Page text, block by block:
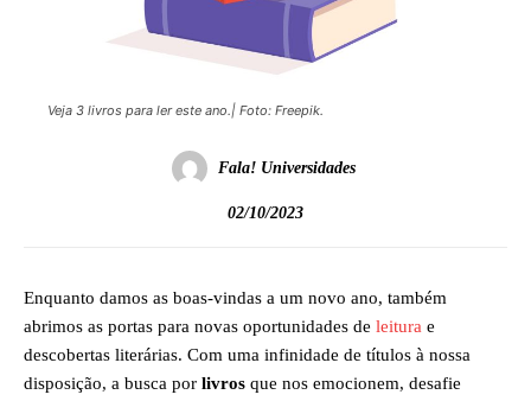
Veja 3 livros para ler este ano.| Foto: Freepik.
Fala! Universidades
02/10/2023
Enquanto damos as boas-vindas a um novo ano, também
abrimos as portas para novas oportunidades de leitura e
descobertas literárias. Com uma infinidade de títulos à nossa
disposição, a busca por livros que nos emocionem, desafie